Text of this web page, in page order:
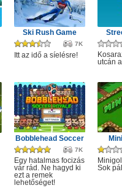
Ski Rush Game
7K
Itt az idő a síelésre!
utcán
Bobblehead Soccer
7K
Egy hatalmas focizás
vár rád. Ne hagyd ki
ezt a remek
lehetőséget!
Sok